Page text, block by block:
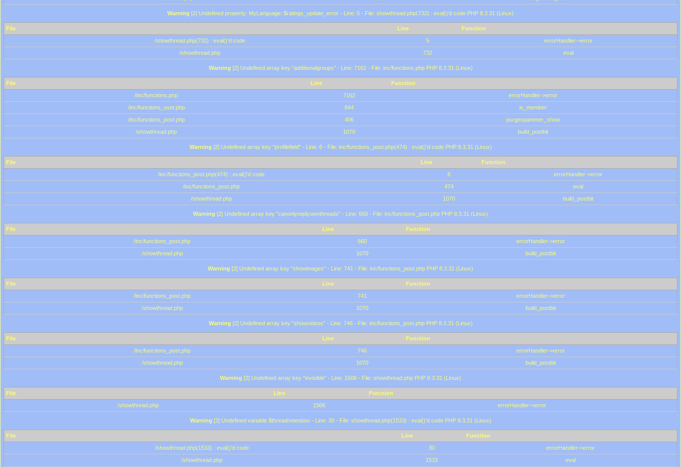
Warning [2] Undefined property: MyLanguage::$ratings_update_error - Line: 5 - File: showthread.php(732) : eval()'d code PHP 8.3.31 (Linux)
File Line
Function
/showthread.php(732) : eval()'d code
5
errorHandler->error
/showthread.php
732 eval
Warning [2] Undefined array key "additionalgroups" - Line: 7162 - File: inc/functions.php PHP 8.3.31 (Linux)
File Line
Function
/inc/functions.php
7162
errorHandler->error
/inc/functions_user.php
844
is_member
/inc/functions_post.php
406
purgespammer_show
/showthread.php
1070 build_postbit
Warning [2] Undefined array key "profilefield" - Line: 6 - File: inc/functions_post.php(474) : eval()'d code PHP 8.3.31 (Linux)
File Line
Function
/inc/functions_post.php(474) : eval()'d code
6
errorHandler->error
/inc/functions_post.php
474
eval
/showthread.php
1070 build_postbit
Warning [2] Undefined array key "canonlyreplyownthreads" - Line: 660 - File: inc/functions_post.php PHP 8.3.31 (Linux)
File Line
Function
/inc/functions_post.php
660
errorHandler->error
/showthread.php
1070 build_postbit
Warning [2] Undefined array key "showimages" - Line: 741 - File: inc/functions_post.php PHP 8.3.31 (Linux)
File Line
Function
/inc/functions_post.php
741
errorHandler->error
/showthread.php
1070 build_postbit
Warning [2] Undefined array key "showvideos" - Line: 746 - File: inc/functions_post.php PHP 8.3.31 (Linux)
File Line
Function
/inc/functions_post.php
746
errorHandler->error
/showthread.php
1070 build_postbit
Warning [2] Undefined array key "invisible" - Line: 1506 - File: showthread.php PHP 8.3.31 (Linux)
File Line
Function
/showthread.php
1506 errorHandler->error
Warning [2] Undefined variable $threadnotesbox - Line: 30 - File: showthread.php(1533) : eval()'d code PHP 8.3.31 (Linux)
File Line
Function
/showthread.php(1533) : eval()'d code
30
errorHandler->error
/showthread.php
1533 eval